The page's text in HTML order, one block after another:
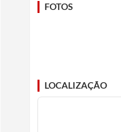
FOTOS
LOCALIZAÇÃO